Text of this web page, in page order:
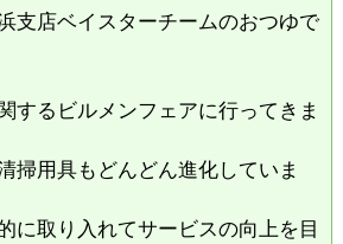
支店ベイスターチームのおつゆで
するビルメンフェアに行ってきま
掃用具もどんどん進化していま
に取り入れてサービスの向上を目